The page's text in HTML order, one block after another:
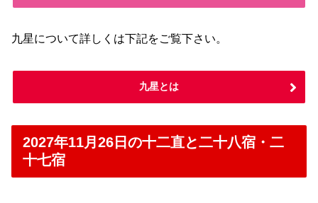
九星について詳しくは下記をご覧下さい。
九星とは
2027年11月26日の十二直と二十八宿・二
十七宿